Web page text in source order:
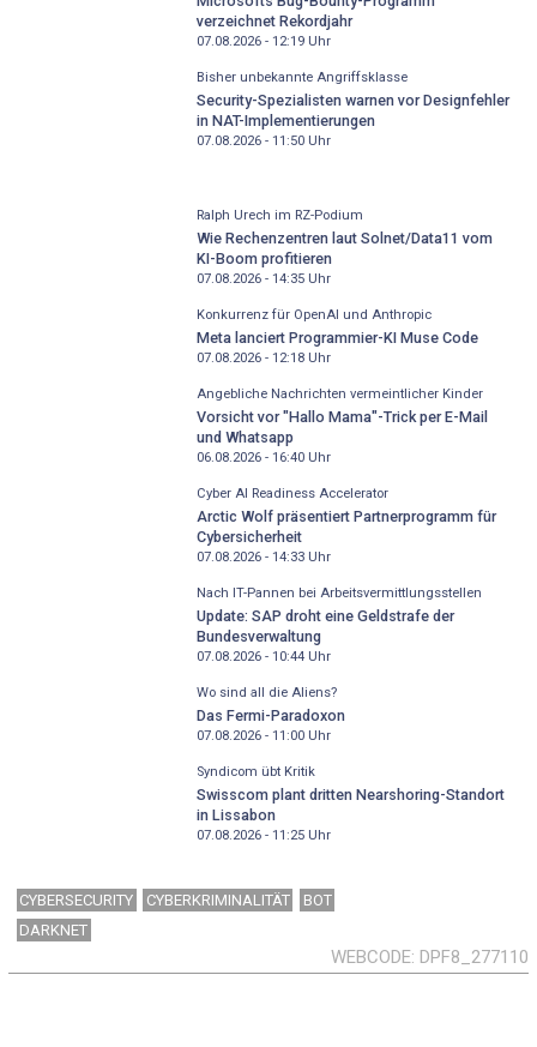
verzeichnet Rekordjahr
07.08.2026 - 12:19Uhr
Bisher unbekannte Angriffsklasse
Security-Spezialisten warnen vor Designfehler
in NAT-Implementierungen
07.08.2026 - 11:50Uhr
Ralph Urech im RZ-Podium
Wie Rechenzentren laut Solnet/Data11 vom
KI-Boom profitieren
07.08.2026 - 14:35Uhr
Konkurrenz für OpenAI und Anthropic
Meta lanciert Programmier-KI Muse Code
07.08.2026 - 12:18Uhr
Angebliche Nachrichten vermeintlicher Kinder
Vorsicht vor "Hallo Mama"-Trick per E-Mail
und Whatsapp
06.08.2026 - 16:40Uhr
Cyber AI Readiness Accelerator
Arctic Wolf präsentiert Partnerprogramm für
Cybersicherheit
07.08.2026 - 14:33Uhr
Nach IT-Pannen bei Arbeitsvermittlungsstellen
Update: SAP droht eine Geldstrafe der
Bundesverwaltung
07.08.2026 - 10:44Uhr
Wo sind all die Aliens?
Das Fermi-Paradoxon
07.08.2026 - 11:00Uhr
Syndicom übt Kritik
Swisscom plant dritten Nearshoring-Standort
in Lissabon
07.08.2026 - 11:25Uhr
CYBERSECURITY CYBERKRIMINALITÄT
BOT
DARKNET
WEBCODE DPF8_277110